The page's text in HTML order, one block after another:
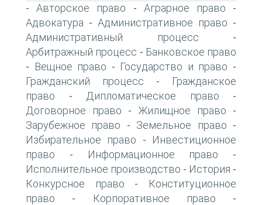
-Авторское право - Аграрное право -
Адвокатура - Административное право -
Административный процесс -
Арбитражный процесс - Банковское право
- Вещное право - Государство и право -
Гражданский процесс -
Гражданское
право - Дипломатическое право -
Договорное право - Жилищное право -
Зарубежное право - Земельное право -
Избирательное право -
Инвестиционное
право - Информационное право -
Исполнительное производство - История -
Конкурсное право -
Конституционное
право - Корпоративное право -